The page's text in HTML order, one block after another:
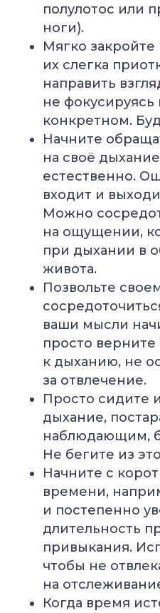
полулотос или
ноги).
Мягко закройте
их слегка
направить
не фокусируясь
конкретном.
Начните
на своё
естественно.
входит и
Можно
на ощущении,
при дыхании в
живота.
Позвольте
ваши мысли
просто
к дыханию, не
за отвлечение.
Просто сидите
дыхание,
наблюдающим,
Не бегите из
Начните с
времени,
и постепенно
длительность
привыкания.
чтобы не
на
Когда время